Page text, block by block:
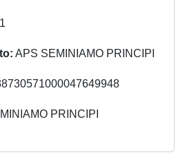
APS SEMINIAMO PRINCIPI
PRINCIPI